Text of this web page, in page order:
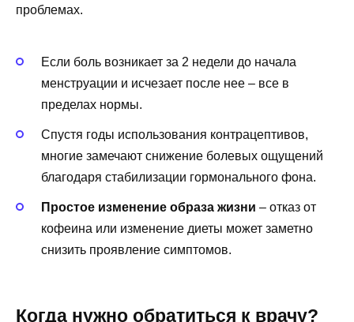
проблемах.
Если боль возникает за 2 недели до начала
менструации и исчезает после нее – все в
пределах нормы.
Спустя годы использования контрацептивов,
многие замечают снижение болевых ощущений
благодаря стабилизации гормонального фона.
Простое изменение образа жизни – отказ от
кофеина или изменение диеты может заметно
снизить проявление симптомов.
Когда нужно обратиться к врачу?